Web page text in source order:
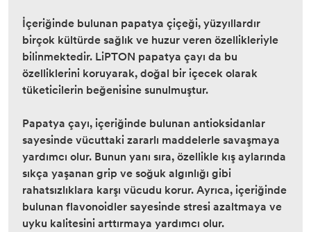
İçeriğinde bulunan papatya çiçeği, yüzyıllardır
birçok kültürde sağlık ve huzur veren özellikleriyle
bilinmektedir. LiPTON papatya çayı da bu
özelliklerini koruyarak, doğal bir içecek olarak
tüketicilerin beğenisine sunulmuştur.
Papatya çayı, içeriğinde bulunan antioksidanlar
sayesinde vücuttaki zararlı maddelerle savaşmaya
yardımcı olur. Bunun yanı sıra, özellikle kış aylarında
sıkça yaşanan grip ve soğuk algınlığı gibi
rahatsızlıklara karşı vücudu korur. Ayrıca, içeriğinde
bulunan flavonoidler sayesinde stresi azaltmaya ve
uyku kalitesini arttırmaya yardımcı olur.